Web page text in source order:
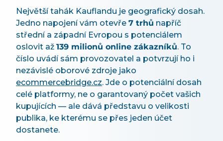
Největší tahák Kauflandu je geografický dosah.
Jedno napojení vám otevře 7 trhů napříč
střední a západní Evropou s potenciálem
oslovit až 139 milionů online zákazníků. To
číslo uvádí sám provozovatel a potvrzují ho i
nezávislé oborové zdroje jako
ecommercebridge.cz. Jde o potenciální dosah
celé platformy, ne o garantovaný počet vašich
kupujících — ale dává představu o velikosti
publika, ke kterému se přes jeden účet
dostanete.